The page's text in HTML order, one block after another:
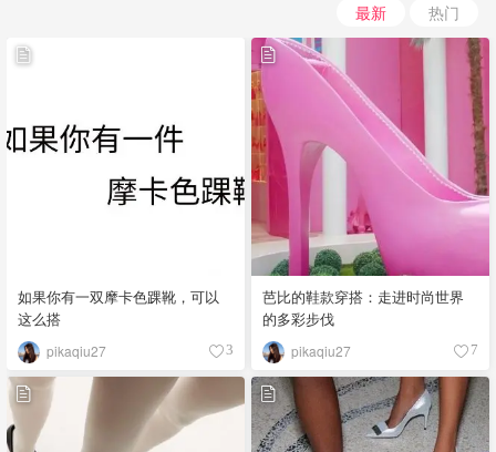
最新 热门
如果你有一双摩卡色踝靴，可以
这么搭
pikaqiu27 3
芭比的鞋款穿搭：走进时尚世界
的多彩步伐
pikaqiu27 7